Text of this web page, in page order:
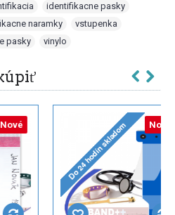
identifikacne pasky
naramky vstupenka
pasky vinylo
Nové